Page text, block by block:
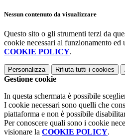
Nessun contenuto da visualizzare
Questo sito o gli strumenti terzi da
cookie necessari al funzionamento
COOKIE POLICY.
Personalizza Rifiuta tutti i cookies
Gestione cookie
In questa schermata è possibile
I cookie necessari sono quelli che
piattaforma e non è possibile
Per conoscere quali sono i cookie
visionare la COOKIE POLICY.